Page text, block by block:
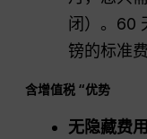
闭）。60
镑的标准
含增值税 “优势
无隐藏费用